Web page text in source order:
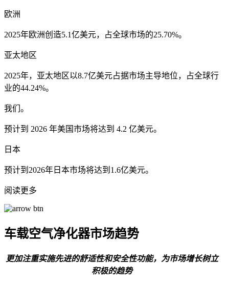
欧洲
2025年欧洲创造5.1亿美元，占全球市场的25.70%。
亚太地区
2025年，亚太地区以8.7亿美元占据市场主导地位，占全球行
业的44.24%。
我们。
预计到 2026 年美国市场将达到 4.2 亿美元。
日本
预计到2026年日本市场将达到1.6亿美元。
阅读更多
车载空气净化器市场趋势
更加注重实施先进的舒适性和安全性功能，为市场增长树立
积极的趋势